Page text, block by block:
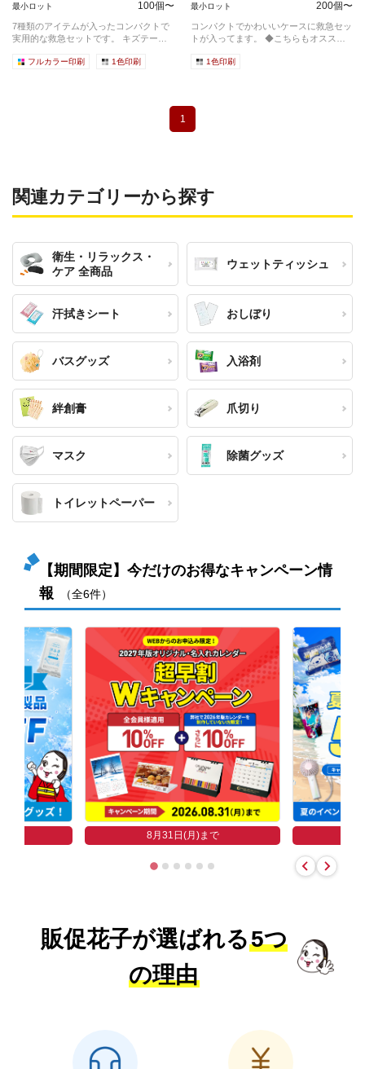
最小ロット 100個〜
7種類のアイテムが入ったコンパクトで
実用的な救急セットです。 キズテー
フルカラー印刷 1色印刷
最小ロット 200個〜
コンパクトでかわいいケースに救急セッ
トが入ってます。 ◆こちらもオススメ
1色印刷
1
関連カテゴリーから探す
衛生・リラックス・
ケア 全商品
ウェットティッシュ
汗拭きシート おしぼり
バスグッズ 入浴剤
絆創膏 爪切り
マスク 除菌グッズ
トイレットペーパー
【期間限定】今だけのお得なキャンペーン情
報
（全6件）
8月31日(月)まで
販促花子が選ばれる5つ
の理由